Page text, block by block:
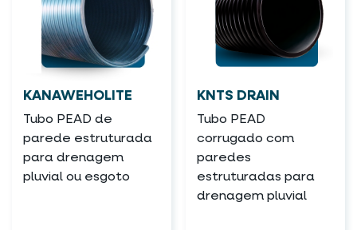
KANAWEHOLITE
Tubo PEAD de
parede estruturada
para drenagem
pluvial ou esgoto
KNTS DRAIN
Tubo PEAD
corrugado com
paredes
estruturadas para
drenagem pluvial